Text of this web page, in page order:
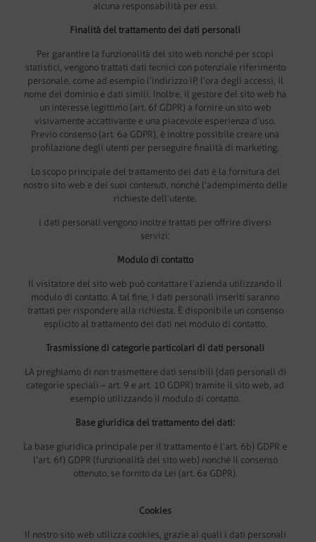
alcuna responsabilità per essi.
Finalità del trattamento dei dati personali
Per garantire la funzionalità del sito web nonché per scopi
statistici, vengono trattati dati tecnici con potenziale riferimento
personale, come ad esempio l’indirizzo IP, l’ora degli accessi, il
nome del dominio e dati simili. Inoltre, il gestore del sito web ha
un interesse legittimo (art. 6f GDPR) a fornire un sito web
visivamente accattivante e una piacevole esperienza d’uso.
Previo consenso (art. 6a GDPR), è inoltre possibile creare una
profilazione degli utenti per perseguire finalità di marketing.
Lo scopo principale del trattamento dei dati è la fornitura del
nostro sito web e dei suoi contenuti, nonché l’adempimento delle
richieste dell’utente.
I dati personali vengono inoltre trattati per offrire diversi
servizi:
Modulo di contatto
Il visitatore del sito web può contattare l’azienda utilizzando il
modulo di contatto. A tal fine, i dati personali inseriti saranno
trattati per rispondere alla richiesta. È disponibile un consenso
esplicito al trattamento dei dati nel modulo di contatto.
Trasmissione di categorie particolari di dati personali
LA preghiamo di non trasmettere dati sensibili (dati personali di
categorie speciali – art. 9 e art. 10 GDPR) tramite il sito web, ad
esempio utilizzando il modulo di contatto.
Base giuridica del trattamento dei dati:
La base giuridica principale per il trattamento è l’art. 6b) GDPR e
l’art. 6f) GDPR (funzionalità del sito web) nonché il consenso
ottenuto, se fornito da Lei (art. 6a GDPR).
Cookies
Il nostro sito web utilizza cookies, grazie ai quali i dati personali